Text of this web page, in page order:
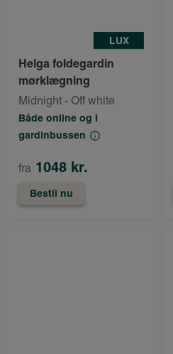
LUX
Helga foldegardin
mørklægning
Midnight - Off white
Både online og i
gardinbussen
fra 1048 kr.
Bestil nu